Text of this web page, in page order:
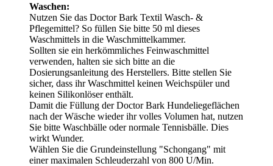
Waschen:
Nutzen Sie das Doctor Bark Textil Wasch- &
Pflegemittel? So füllen Sie bitte 50 ml dieses
Waschmittels in die Waschmittelkammer.
Sollten sie ein herkömmliches Feinwaschmittel
verwenden, halten sie sich bitte an die
Dosierungsanleitung des Herstellers. Bitte stellen Sie
sicher, dass ihr Waschmittel keinen Weichspüler und
keinen Silikonlöser enthält.
Damit die Füllung der Doctor Bark Hundeliegeflächen
nach der Wäsche wieder ihr volles Volumen hat, nutzen
Sie bitte Waschbälle oder normale Tennisbälle. Dies
wirkt Wunder.
Wählen Sie die Grundeinstellung "Schongang" mit
einer maximalen Schleuderzahl von 800 U/Min.